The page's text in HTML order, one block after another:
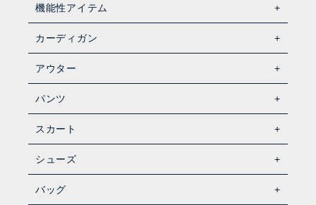
機能性アイテム
カーディガン
アウター
パンツ
スカート
シューズ
バッグ